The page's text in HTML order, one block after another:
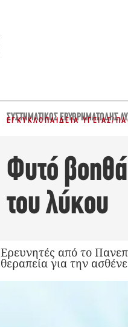
ΣΥΣΤΗΜΑΤΙΚΌΣ ΕΡΥΘΡΗΜΑΤΏΔΗΣ
ΕΓΚΥΚΛΟΠΑΊΔΕΙΑ ΥΓΕΊΑΣ/
Φυτό
του λύκου
Ερευνητές από το
θεραπεία για την